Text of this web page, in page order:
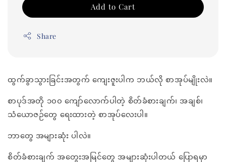
Add to Cart
Share
ထွက်ခွာသွားခြင်းအတွက် ကျေးဇူးပါက ဘယ်လို စာအုပ်မျိုးလဲ။
စာပုဒ်အတို ၁၀၀ ကျော်လောက်ပါတဲ့ စိတ်ခံစားချက်၊ အချစ်၊
သံယောဇဉ်တွေ ရေးထားတဲ့ စာအုပ်လေးပါ။
ဘာတွေ အများဆုံး ပါလဲ။
စိတ်ခံစားချက် အတွေးအမြင်တွေ အများဆုံးပါတယ် ပြောရမှာ